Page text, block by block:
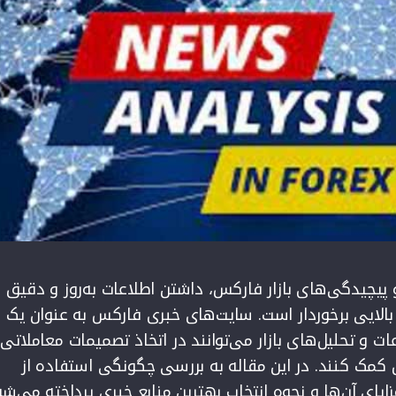
پیچیدگی‌های بازار فارکس، داشتن اطلاعات به‌روز و دقیق
بالایی برخوردار است. سایت‌های خبری فارکس به عنوان یک
و تحلیل‌های بازار می‌توانند در اتخاذ تصمیمات معاملاتی
کمک کنند. در این مقاله به بررسی چگونگی استفاده از